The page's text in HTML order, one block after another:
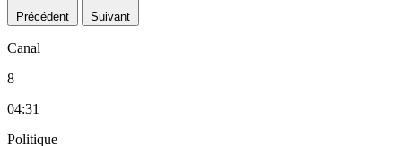
Précédent Suivant
Canal
8
04:31
Politique